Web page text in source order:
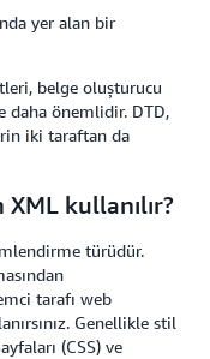
yer alan bir
belge oluşturucu
daha önemlidir. DTD,
iki taraftan da
kullanılır?
türüdür.
tarafı web
Genellikle stil
(CSS) ve